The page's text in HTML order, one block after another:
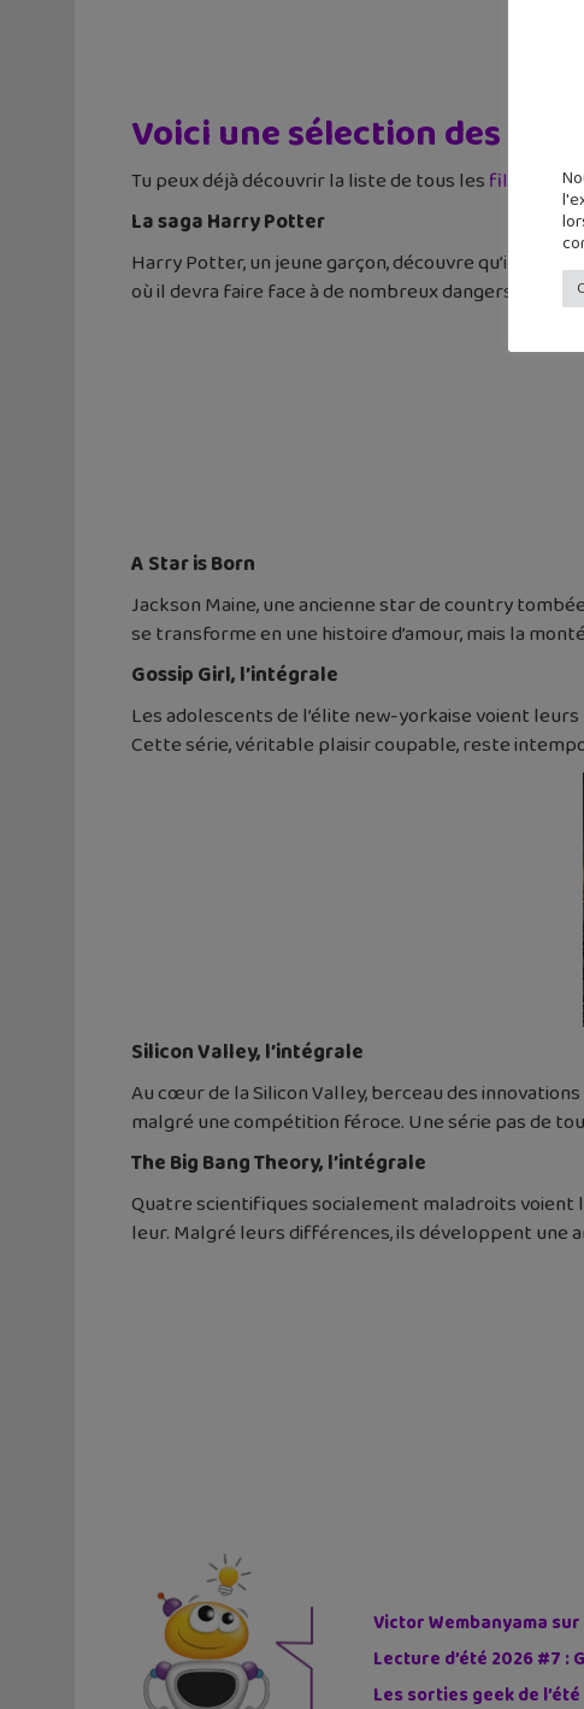
Voici une sélection des
Tu peux déjà découvrir la liste de tous lesfilms
La saga Harry Potter
Harry Potter, un jeune garçon, découvre qu’il est
où il devra faire face à de nombreux dangers.
A Star is Born
Jackson Maine, une ancienne star de country
se transforme en une histoire d’amour, mais la
Gossip Girl, l’intégrale
Les adolescents de l’élite new-yorkaise voient
Cette série, véritable plaisir coupable, reste
Silicon Valley, l’intégrale
Au cœur de la Silicon Valley, berceau des
malgré une compétition féroce. Une série pas de
The Big Bang Theory, l’intégrale
Quatre scientifiques socialement maladroits voient
leur. Malgré leurs différences, ils développent
Victor Wembanyama
Lecture d’été 2026 #7
Les sorties geek de